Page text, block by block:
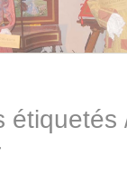
étiquetés